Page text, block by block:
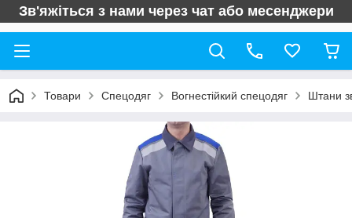
Зв'яжіться з нами через чат або месенджери
Товари Спецодяг Вогнестійкий спецодяг Штани